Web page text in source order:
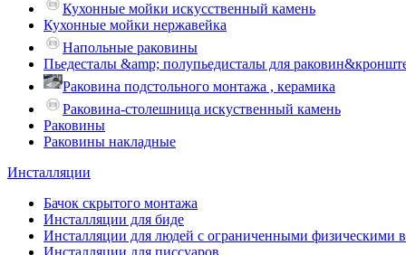
Кухонные мойки искусственный камень
Кухонные мойки нержавейка
Напольные раковины
Пьедесталы &amp; полупьедисталы для
Раковина подстольного монтажа , керамика
Раковина-столешница искуственный камень
Раковины
Раковины накладные
Инсталляции
Бачок скрытого монтажа
Инсталляции для биде
Инсталляции для людей с ограниченными физическими